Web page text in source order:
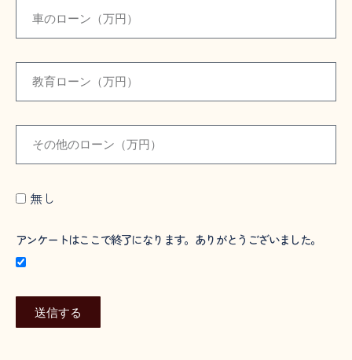
無し
アンケートはここで終了になります。ありがとうございました。
送信する